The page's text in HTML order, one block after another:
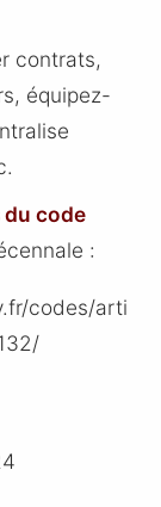
contrats,
équipez-
code
:
codes/arti